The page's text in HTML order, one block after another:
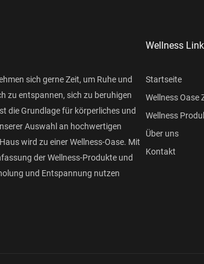
sich gerne Zeit, um Ruhe und
zu entspannen, sich zu beruhigen
die Grundlage für körperliches und
Auswahl an hochwertigen
wird zu einer Wellness-Oase. Mit
der Wellness-Produkte und
und Entspannung nutzen
Wellness
Startseite
Wellness Oase
Wellness
Über uns
Kontakt